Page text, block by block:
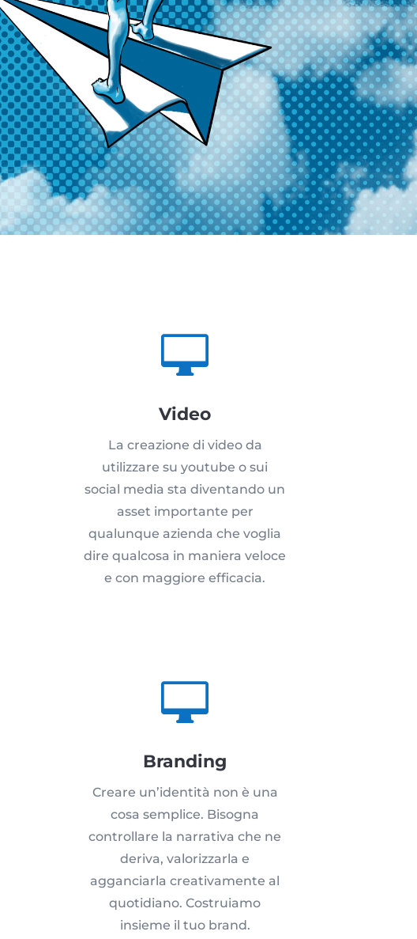

Video
La creazione di video da
utilizzare su youtube o sui
social media sta diventando un
asset importante per
qualunque azienda che voglia
dire qualcosa in maniera veloce
e con maggiore efficacia.

Branding
Creare un’identità non è una
cosa semplice. Bisogna
controllare la narrativa che ne
deriva, valorizzarla e
agganciarla creativamente al
quotidiano. Costruiamo
insieme il tuo brand.